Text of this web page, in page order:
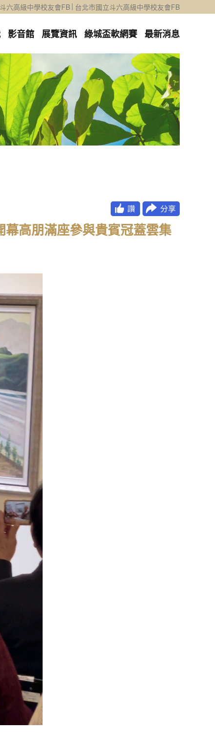
六高級中學校友會FB 台北市國立斗六高級中學校友會FB
影音館 展覽資訊 綠城盃軟網賽 最新消息
高朋滿座參與貴賓冠蓋雲集